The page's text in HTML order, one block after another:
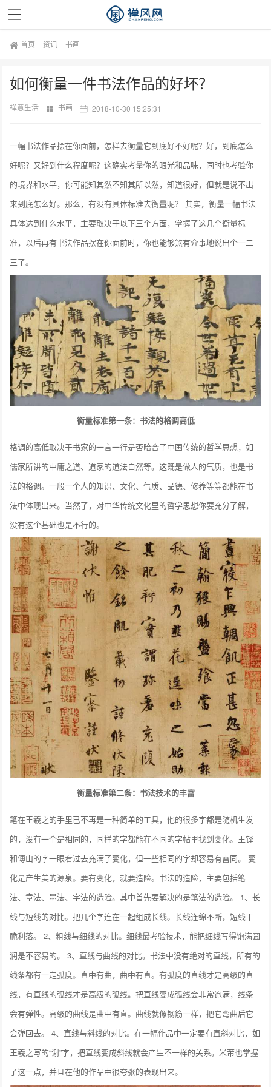
首页 - 资讯 -书画
如何衡量一件书法作品的好坏？
禅意生活 书画 2018-10-30 15:25:31
一幅书法作品摆在你面前，怎样去衡量它到底好不好呢？好，到底怎么
好呢？又好到什么程度呢？这确实考量你的眼光和品味，同时也考验你
的境界和水平，你可能知其然不知其所以然，知道很好，但就是说不出
来到底怎么好。那么，有没有具体标准去衡量呢？ 其实，衡量一幅书法
具体达到什么水平，主要取决于以下三个方面，掌握了这几个衡量标
准，以后再有书法作品摆在你面前时，你也能够煞有介事地说出个一二
三了。
衡量标准第一条：书法的格调高低
格调的高低取决于书家的一言一行是否暗合了中国传统的哲学思想，如
儒家所讲的中庸之道、道家的道法自然等。这既是做人的气质，也是书
法的格调。一般一个人的知识、文化、气质、品德、修养等等都能在书
法中体现出来。当然了，对中华传统文化里的哲学思想你要充分了解，
没有这个基础也是不行的。
衡量标准第二条：书法技术的丰富
笔在王羲之的手里已不再是一种简单的工具，他的很多字都是随机生发
的，没有一个是相同的，同样的字都能在不同的字帖里找到变化。王铎
和傅山的字一眼看过去充满了变化，但一些相同的字却容易有雷同。 变
化是产生美的源泉。要有变化，就要造险。书法的造险，主要包括笔
法、章法、墨法、字法的造险。其中首先要解决的是笔法的造险。 1、长
线与短线的对比。把几个字连在一起组成长线。长线连绵不断，短线干
脆利落。 2、粗线与细线的对比。细线最考验技术，能把细线写得饱满圆
润是不容易的。 3、直线与曲线的对比。书法中没有绝对的直线，所有的
线条都有一定弧度。直中有曲，曲中有直。有弧度的直线才是高级的直
线，有直线的弧线才是高级的弧线。把直线变成弧线会非常饱满，线条
会有弹性。高级的曲线是曲中有直。曲线就像钢筋一样，把它弯曲后它
会弹回去。 4、直线与斜线的对比。在一幅作品中一定要有直斜对比，如
王羲之写的“谢”字，把直线变成斜线就会产生不一样的关系。米芾也掌握
了这一点，并且在他的作品中很夸张的表现出来。